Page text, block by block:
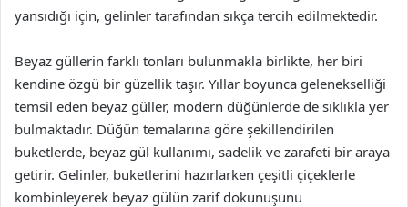
yansıdığı için, gelinler tarafından sıkça tercih edilmektedir.
Beyaz güllerin farklı tonları bulunmakla birlikte, her biri
kendine özgü bir güzellik taşır. Yıllar boyunca gelenekselliği
temsil eden beyaz güller, modern düğünlerde de sıklıkla yer
bulmaktadır. Düğün temalarına göre şekillendirilen
buketlerde, beyaz gül kullanımı, sadelik ve zarafeti bir araya
getirir. Gelinler, buketlerini hazırlarken çeşitli çiçeklerle
kombinleyerek beyaz gülün zarif dokunuşunu